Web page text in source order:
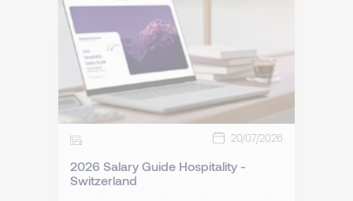
20/07/2026
2026 Salary Guide Hospitality -
Switzerland